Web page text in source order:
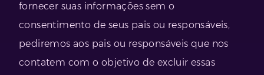
fornecer suas informações sem o
consentimento de seus pais ou responsáveis,
pediremos aos pais ou responsáveis ​​que nos
contatem com o objetivo de excluir essas